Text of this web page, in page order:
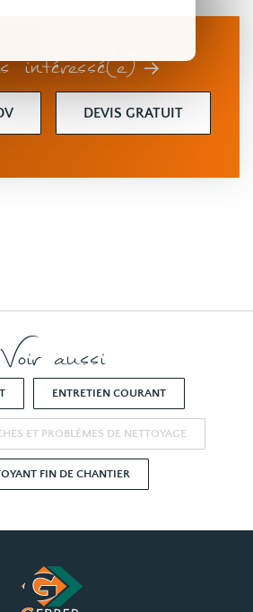
DEVIS GRATUIT
Voir aussiENTRETIEN COURANT
ET PROBLÈMES DE NETTOYAGE
FIN DE CHANTIER